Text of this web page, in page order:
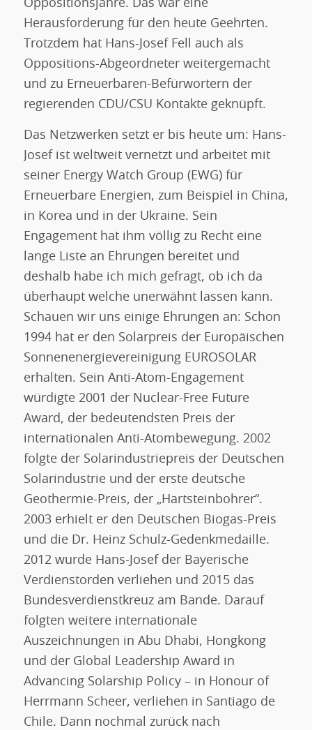
Oppositionsjahre. Das war eine
Herausforderung für den heute Geehrten.
Trotzdem hat Hans-Josef Fell auch als
Oppositions-Abgeordneter weitergemacht
und zu Erneuerbaren-Befürwortern der
regierenden CDU/CSU Kontakte geknüpft.
Das Netzwerken setzt er bis heute um: Hans-
Josef ist weltweit vernetzt und arbeitet mit
seiner Energy Watch Group (EWG) für
Erneuerbare Energien, zum Beispiel in China,
in Korea und in der Ukraine. Sein
Engagement hat ihm völlig zu Recht eine
lange Liste an Ehrungen bereitet und
deshalb habe ich mich gefragt, ob ich da
überhaupt welche unerwähnt lassen kann.
Schauen wir uns einige Ehrungen an: Schon
1994 hat er den Solarpreis der Europäischen
Sonnenenergievereinigung EUROSOLAR
erhalten. Sein Anti-Atom-Engagement
würdigte 2001 der Nuclear-Free Future
Award, der bedeutendsten Preis der
internationalen Anti-Atombewegung. 2002
folgte der Solarindustriepreis der Deutschen
Solarindustrie und der erste deutsche
Geothermie-Preis, der „Hartsteinbohrer“.
2003 erhielt er den Deutschen Biogas-Preis
und die Dr. Heinz Schulz-Gedenkmedaille.
2012 wurde Hans-Josef der Bayerische
Verdienstorden verliehen und 2015 das
Bundesverdienstkreuz am Bande. Darauf
folgten weitere internationale
Auszeichnungen in Abu Dhabi, Hongkong
und der Global Leadership Award in
Advancing Solarship Policy – in Honour of
Herrmann Scheer, verliehen in Santiago de
Chile. Dann nochmal zurück nach